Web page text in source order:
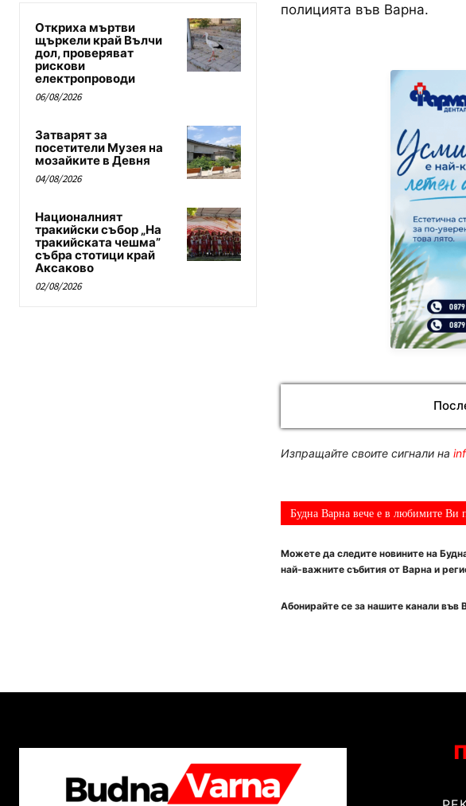
Откриха мъртви
щъркели край Вълчи
дол, проверяват
рискови
електропроводи
06/08/2026
Затварят за
посетители Музея на
мозайките в Девня
04/08/2026
Националният
тракийски събор „На
тракийската чешма”
събра стотици край
Аксаково
02/08/2026
полицията във Варна.
Изпращайте своите сигнали на
Будна Варна вече е в любимите Ви
Можете да следите новините на
най-важните събития от Варна и
Абонирайте се за нашите канали във